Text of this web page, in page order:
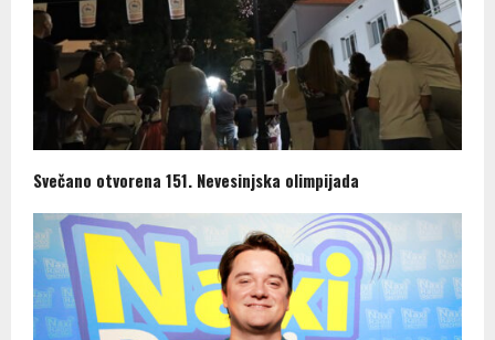
Svečano otvorena 151. Nevesinjska olimpijada